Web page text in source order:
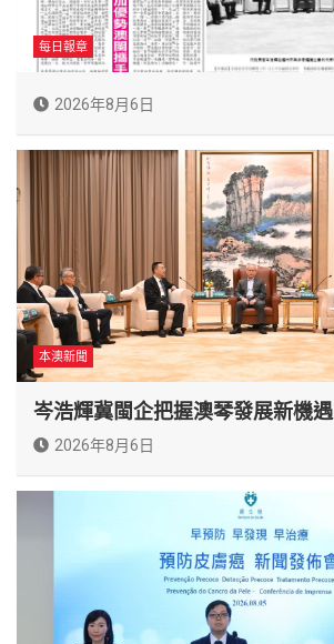
每日報章
2026年8月6日
本澳新聞
岑浩輝冀閩企把握澳琴發展新機遇
2026年8月6日